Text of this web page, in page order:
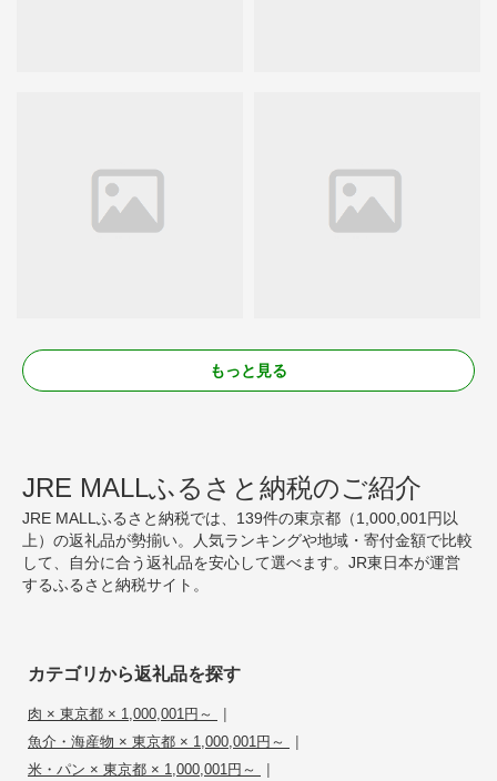
もっと見る
JRE MALLふるさと納税のご紹介
JRE MALLふるさと納税では、139件の東京都（1,000,001円以
上）の返礼品が勢揃い。人気ランキングや地域・寄付金額で比較
して、自分に合う返礼品を安心して選べます。JR東日本が運営
するふるさと納税サイト。
カテゴリから返礼品を探す
肉 × 東京都 × 1,000,001円～ |
魚介・海産物 × 東京都 × 1,000,001円～ |
米・パン × 東京都 × 1,000,001円～ |